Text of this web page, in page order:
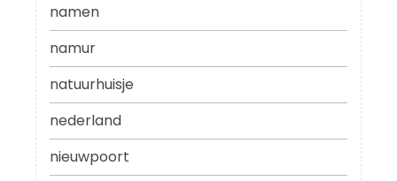
namen
namur
natuurhuisje
nederland
nieuwpoort